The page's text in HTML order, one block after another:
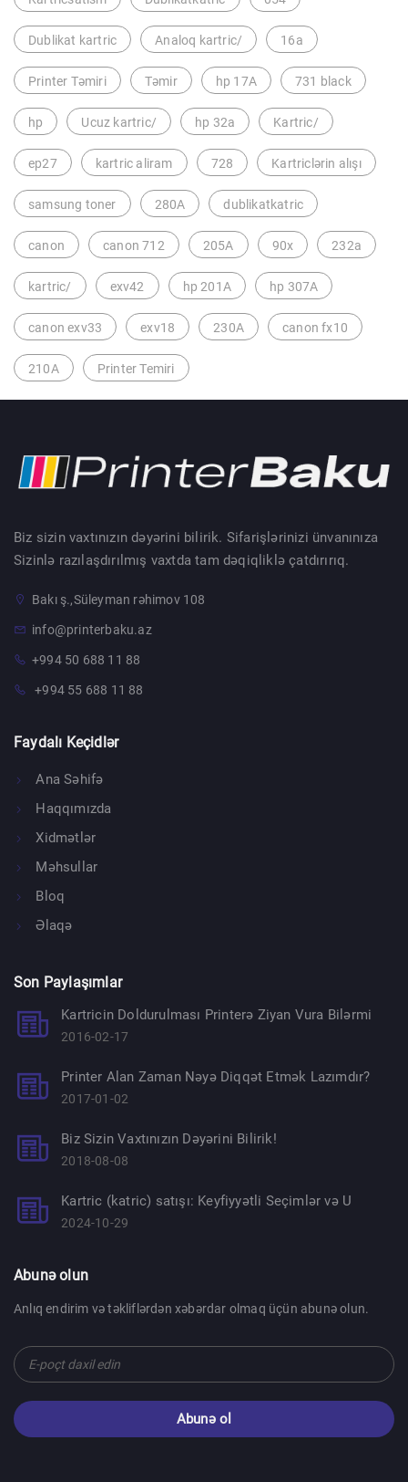
Dublikat kartric Analoq kartric/ 16a
Printer Təmiri Təmir hp 17A 731 black
hp Ucuz kartric/ hp 32a Kartric/
ep27 kartric aliram 728 Kartriclərin alışı
samsung toner 280A dublikatkatric
canon canon 712 205A 90x 232a
kartric/ exv42 hp 201A hp 307A
canon exv33 exv18 230A canon fx10
210A Printer Temiri
Biz sizin vaxtınızın dəyərini bilirik. Sifarişlərinizi ünvanınıza
Sizinlə razılaşdırılmış vaxtda tam dəqiqliklə çatdırırıq.
Bakı ş.,Süleyman rəhimov 108
info@printerbaku.az
+994 50 688 11 88
+994 55 688 11 88
Faydalı Keçidlər
Ana Səhifə
Haqqımızda
Xidmətlər
Məhsullar
Bloq
Əlaqə
Son Paylaşımlar
Kartricin Doldurulması Printerə Ziyan Vura Bilərmi
2016-02-17
Printer Alan Zaman Nəyə Diqqət Etmək Lazımdır?
2017-01-02
Biz Sizin Vaxtınızın Dəyərini Bilirik!
2018-08-08
Kartric (katric) satışı: Keyfiyyətli Seçimlər və U
2024-10-29
Abunə olun
Anlıq endirim və təkliflərdən xəbərdar olmaq üçün abunə olun.
Abunə ol